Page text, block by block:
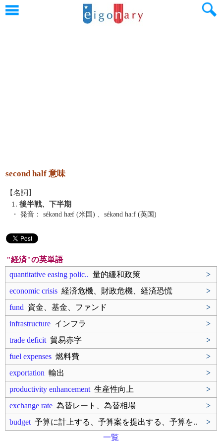
second half 意味
【名詞】
1. 後半戦、下半期
・ 発音： sékənd hæf (米国) 、sékənd haːf (英国)
"経済"の英単語
quantitative easing polic.. 量的緩和政策
>
economic crisis 経済危機、財政危機、経済恐慌
>
fund 資金、基金、ファンド
>
infrastructure インフラ
>
trade deficit 貿易赤字
>
fuel expenses 燃料費
>
exportation 輸出
>
productivity enhancement 生産性向上
>
exchange rate 為替レート、為替相場
>
budget 予算に計上する、予算案を提出する、予算を..
>
一覧